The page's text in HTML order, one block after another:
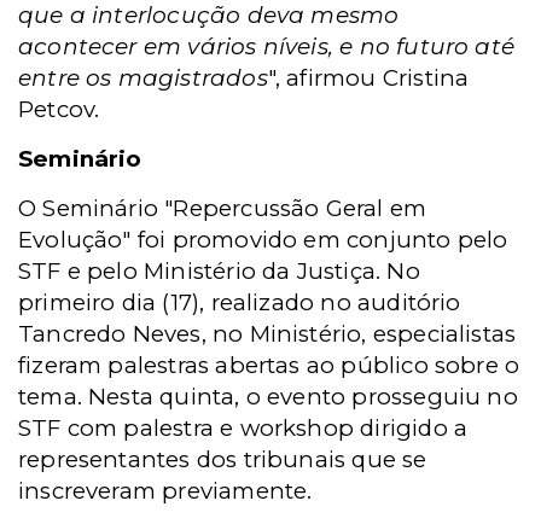
que a interlocução deva mesmo
acontecer em vários níveis, e no futuro até
entre os magistrados", afirmou Cristina
Petcov.
Seminário
O Seminário "Repercussão Geral em
Evolução" foi promovido em conjunto pelo
STF e pelo Ministério da Justiça. No
primeiro dia (17), realizado no auditório
Tancredo Neves, no Ministério, especialistas
fizeram palestras abertas ao público sobre o
tema. Nesta quinta, o evento prosseguiu no
STF com palestra e workshop dirigido a
representantes dos tribunais que se
inscreveram previamente.